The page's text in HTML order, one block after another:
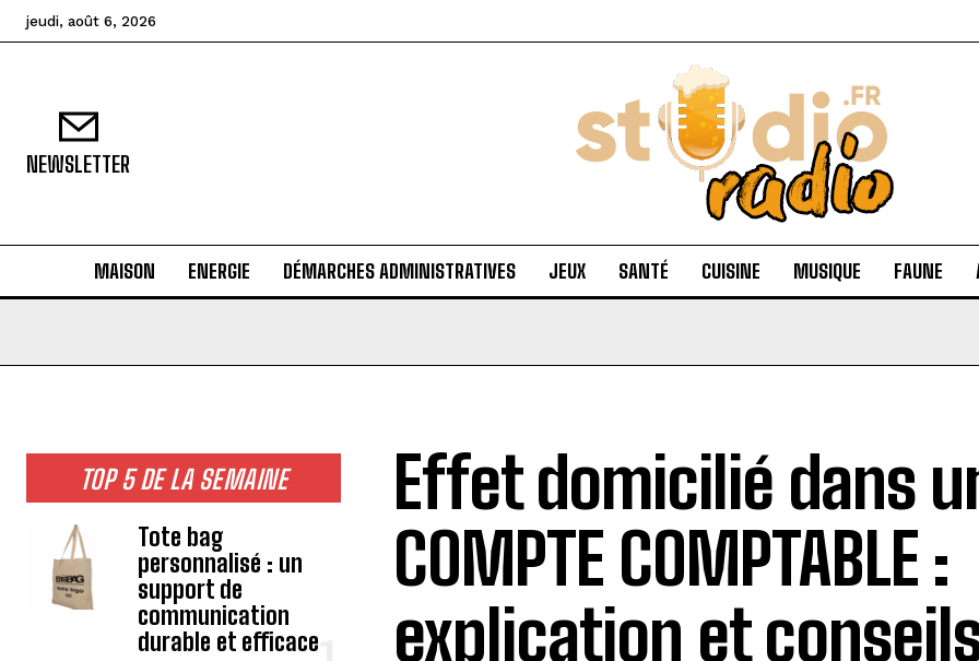
jeudi, août 6, 2026
NEWSLETTER
MAISON ENERGIE DÉMARCHES ADMINISTRATIVES JEUX SANTÉ CUISINE MUSIQUE FAUNE
TOP 5 DE LA SEMAINE
Tote bag
personnalisé : un
support de
communication
durable et efficace
Effet domicilié dans
COMPTE COMPTABLE :
explication et